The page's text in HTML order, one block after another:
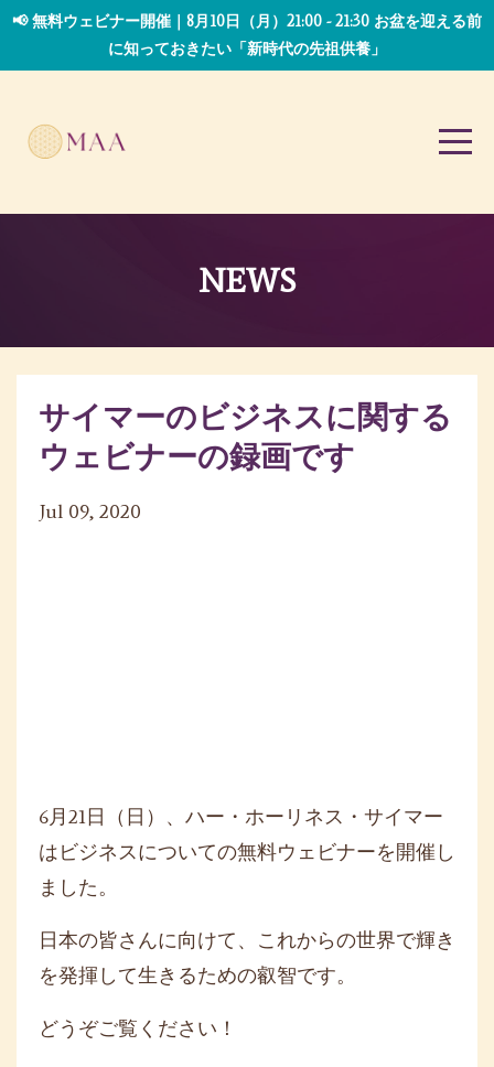
📢 無料ウェビナー開催｜8月10日（月）21:00 - 21:30 お盆を迎える前
に知っておきたい「新時代の先祖供養」
NEWS
サイマーのビジネスに関する
ウェビナーの録画です
Jul 09, 2020
6月21日（日）、ハー・ホーリネス・サイマー
はビジネスについての無料ウェビナーを開催し
ました。
日本の皆さんに向けて、これからの世界で輝き
を発揮して生きるための叡智です。
どうぞご覧ください！